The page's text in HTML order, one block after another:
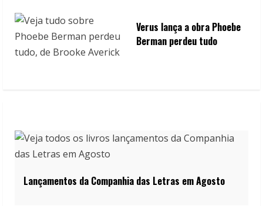
Verus lança a obra Phoebe
Berman perdeu tudo
Lançamentos da Companhia das Letras em Agosto